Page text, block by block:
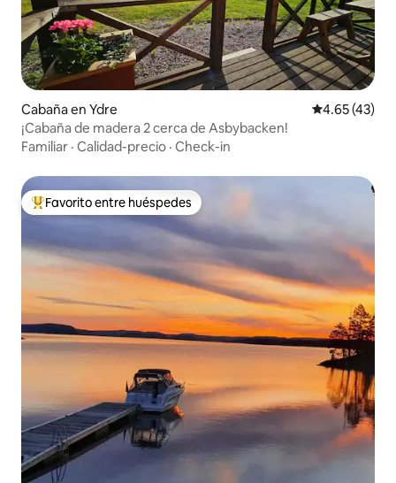
Cabaña en Ydre Calificación
4.65 (43)
¡Cabaña de madera 2 cerca de Asbybacken!
Familiar · Calidad-precio · Check-in
Favorito entre huéspedes preferido
Favorito entre huéspedes